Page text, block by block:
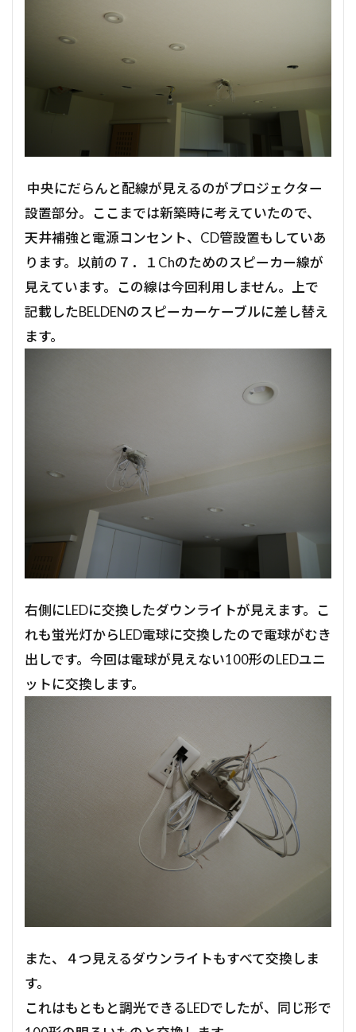
中央にだらんと配線が見えるのがプロジェクター
設置部分。ここまでは新築時に考えていたので、
天井補強と電源コンセント、CD管設置もしていあ
ります。以前の７．１Chのためのスピーカー線が
見えています。この線は今回利用しません。上で
記載したBELDENのスピーカーケーブルに差し替え
ます。
右側にLEDに交換したダウンライトが見えます。こ
れも蛍光灯からLED電球に交換したので電球がむき
出しです。今回は電球が見えない100形のLEDユニ
ットに交換します。
また、４つ見えるダウンライトもすべて交換しま
す。
これはもともと調光できるLEDでしたが、同じ形で